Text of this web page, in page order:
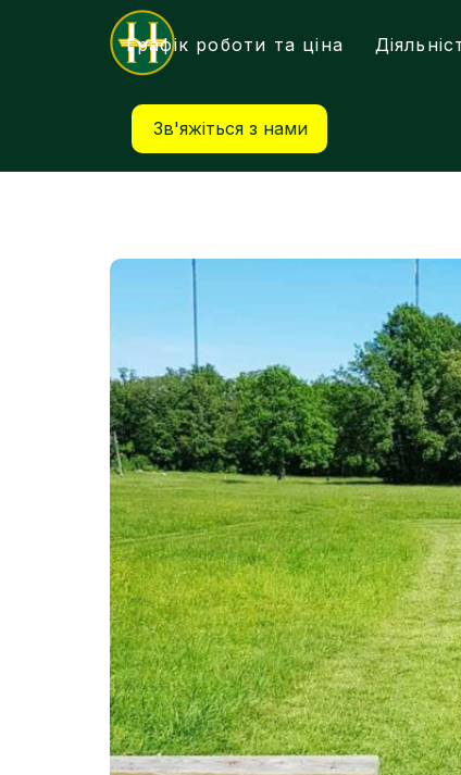
Графік роботи та ціна
Зв'яжіться з нами